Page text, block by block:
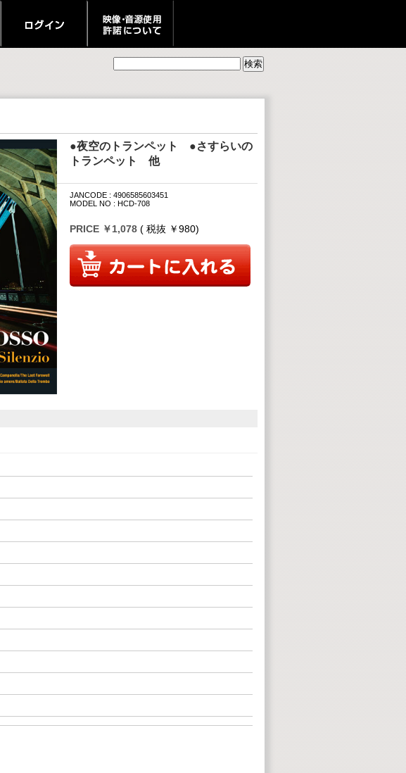
●夜空のトランペット ●さすらいの
トランペット 他
JANCODE : 4906585603451
MODEL NO : HCD-708
PRICE ￥1,078 ( 税抜 ￥980)